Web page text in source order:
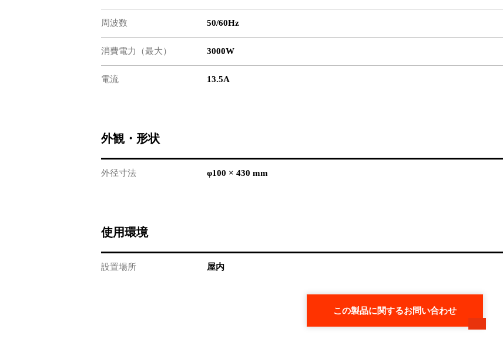
周波数 50/60Hz
消費電力（最大） 3000W
電流 13.5A
外観・形状
外径寸法 φ100 × 430 mm
使用環境
設置場所 屋内
この製品に関するお問い合わせ